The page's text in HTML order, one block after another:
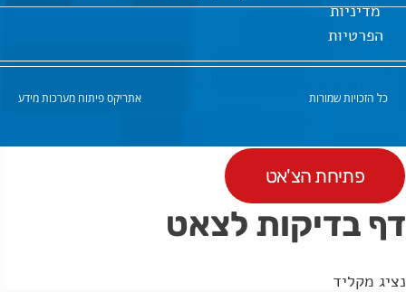
מדיניות
הפרטיות
כל הזכויות שמורות אתריקס פיתוח מערכות מידע
פתיחת הצ'אט
דף בדיקות לצאט
נציג מקליד